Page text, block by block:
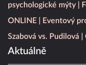
psychologické mýty
ONLINE
Eventový
Szabová vs. Pudilová
Aktuálně